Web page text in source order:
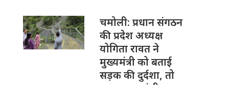
चमोली: प्रधान संगठन
की प्रदेश अध्यक्ष
योगिता रावत ने
मुख्यमंत्री को बताई
सड़क की दुर्दशा, तो